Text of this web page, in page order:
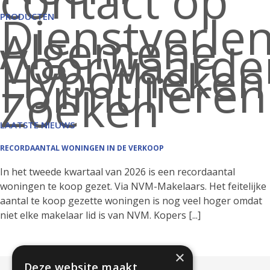
PRODUCTEN
Algemene
Hypotheken
Formulieren
Zoeken
LAATSTE NIEUWS
RECORDAANTAL WONINGEN IN DE VERKOOP
In het tweede kwartaal van 2026 is een recordaantal
woningen te koop gezet. Via NVM-Makelaars. Het feitelijke
aantal te koop gezette woningen is nog veel hoger omdat
niet elke makelaar lid is van NVM. Kopers [...]
×
Deze website maakt